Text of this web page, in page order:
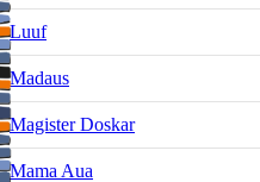
Luuf
Madaus
Magister Doskar
Mama Aua